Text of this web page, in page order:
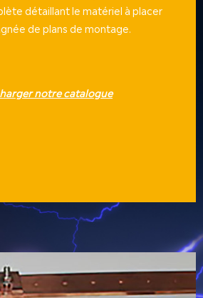
détaillant le matériel à placer
de plans de montage.
notre catalogue